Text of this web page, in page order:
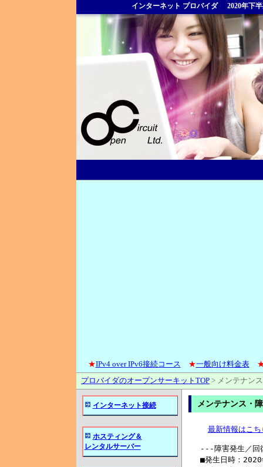
インターネット プロバイダ 2020年下
★IPv4 over IPv6接続コース ★一般向け料金表
プロバイダのオープンサーキットTOP > メンテナン
メンテナンス・
最新情報はこ
---障害発生／回復報告----------------------------------------------
■発生日時：2020年12月25日(金) 17:00
■回復日時：2020年12月25日(金) 19:10
■故障範囲：IPoEコースの申込み不可
■故障状況：IPoE新規、追加申込みにおいて弊社システム不具合により
            受付不可能な状態になっておりました。
■措    置：システム修正により復旧
-------------------------------------------------------------------

--　メンテナンスのご案内　-----------------------------------------
■工事日時：2020年12月24日(木) 00:30 ～ 05:30
■中断時間：上記時間内
■作業内容：dns1メンテナンス
            通信機器メンテナンス
■影響範囲：弊社ホームページでの各種申込み、問い合わせ、支払手続、
            入金確認処理について
            該当時間にアクセス、手続頂けない時間が発生致します。
-------------------------------------------------------------------

--　メンテナンスのご案内　-----------------------------------------
■工事日時：2020年12月22日(火) 01:00 ～ 04:00
■中断時間：5分×2回
■作業内容：支障移転工事
■影響範囲：PPPoE
            長崎、熊本、大分
            
            光ネクスト（ファミリー）
            光ネクスト（マンション）
            光ネクスト（ビジネス）
            光ライト（ファミリー）
            光ライト（マンション）
            光ネクスト-v6（ファミリー）
            光ネクスト-v6（マンション）
            光ネクスト-v6（ビジネス）
            光ライト-v6（ファミリー）
            光ライト-v6（マンション）
            フレッツADSL
            フレッツISDN
            
            ※借用時間内に最大5分×2回の通信断が発生致します。
            
            ●補足事項
            工事時間終了後、自動的に接続できない場合には
            通信機器の電源OFFおよび電源ONを実施してください。
-------------------------------------------------------------------

--　メンテナンスのご案内　-----------------------------------------
■工事日時：2020年12月17日(木) 02:00 ～ 04:00
■中断時間：5分×2回
■作業内容：支障移転工事
■影響範囲：PPPoE
            長崎
            
            光ネクスト（ファミリー）
            光ネクスト（マンション）
            光ネクスト（ビジネス）
            光ライト（ファミリー）
            光ライト（マンション）
            光ネクスト-v6（ファミリー）
            光ネクスト-v6（マンション）
            光ネクスト-v6（ビジネス）
            光ライト-v6（ファミリー）
            光ライト-v6（マンション）
            フレッツADSL
            フレッツISDN
            
            ※借用時間内に最大5分×2回の通信断が発生致します。
            
            ●補足事項
            工事時間終了後、自動的に接続できない場合には
            通信機器の電源OFFおよび電源ONを実施してください。
インターネット接続
ホスティング＆
レンタルサーバー